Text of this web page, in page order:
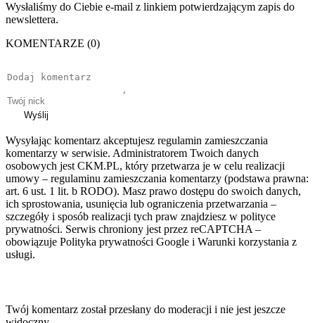
Wysłaliśmy do Ciebie e-mail z linkiem potwierdzającym zapis do
newslettera.
KOMENTARZE (0)
Wyślij
Wysyłając komentarz akceptujesz regulamin zamieszczania
komentarzy w serwisie. Administratorem Twoich danych
osobowych jest CKM.PL, który przetwarza je w celu realizacji
umowy – regulaminu zamieszczania komentarzy (podstawa prawna:
art. 6 ust. 1 lit. b RODO). Masz prawo dostępu do swoich danych,
ich sprostowania, usunięcia lub ograniczenia przetwarzania –
szczegóły i sposób realizacji tych praw znajdziesz w polityce
prywatności. Serwis chroniony jest przez reCAPTCHA –
obowiązuje Polityka prywatności Google i Warunki korzystania z
usługi.
Twój komentarz został przesłany do moderacji i nie jest jeszcze